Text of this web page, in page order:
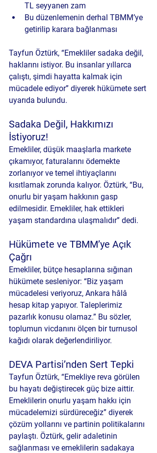
TL seyyanen zam
Bu düzenlemenin derhal TBMM’ye
getirilip karara bağlanması
Tayfun Öztürk, “Emekliler sadaka değil,
haklarını istiyor. Bu insanlar yıllarca
çalıştı, şimdi hayatta kalmak için
mücadele ediyor” diyerek hükümete sert
uyarıda bulundu.
Sadaka Değil, Hakkımızı
İstiyoruz!
Emekliler, düşük maaşlarla markete
çıkamıyor, faturalarını ödemekte
zorlanıyor ve temel ihtiyaçlarını
kısıtlamak zorunda kalıyor. Öztürk, “Bu,
onurlu bir yaşam hakkının gasp
edilmesidir. Emekliler, hak ettikleri
yaşam standardına ulaşmalıdır” dedi.
Hükümete ve TBMM’ye Açık
Çağrı
Emekliler, bütçe hesaplarına sığınan
hükümete sesleniyor: “Biz yaşam
mücadelesi veriyoruz, Ankara hâlâ
hesap kitap yapıyor. Taleplerimiz
pazarlık konusu olamaz.” Bu sözler,
toplumun vicdanını ölçen bir turnusol
kağıdı olarak değerlendiriliyor.
DEVA Partisi’nden Sert Tepki
Tayfun Öztürk, “Emekliye reva görülen
bu hayatı değiştirecek güç bize aittir.
Emeklilerin onurlu yaşam hakkı için
mücadelemizi sürdüreceğiz” diyerek
çözüm yollarını ve partinin politikalarını
paylaştı. Öztürk, gelir adaletinin
sağlanması ve emeklilerin sadakaya